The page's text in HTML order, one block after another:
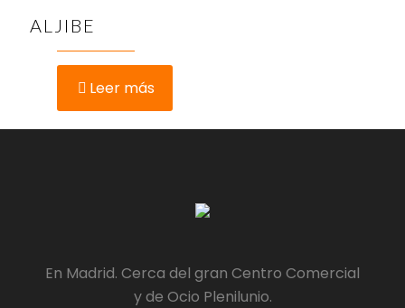
ALJIBE
Leer más
En Madrid. Cerca del gran Centro Comercial
y de Ocio Plenilunio.